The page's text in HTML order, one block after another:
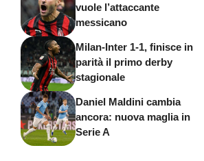
vuole l’attaccante
messicano
Milan-Inter 1-1, finisce in
parità il primo derby
stagionale
Daniel Maldini cambia
ancora: nuova maglia in
Serie A